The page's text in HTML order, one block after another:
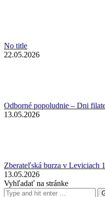
No title
22.05.2026
Odborné popoludnie – Dni
13.05.2026
Zberateľská burza v Leviciach
13.05.2026
Vyhľadať na stránke
Search: